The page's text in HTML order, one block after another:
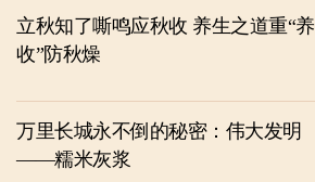
立秋知了嘶鸣应秋收 养生之道重“养
收”防秋燥
万里长城永不倒的秘密：伟大发明
——糯米灰浆